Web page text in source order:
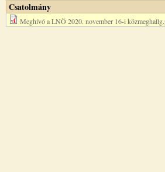
Csatolmány
Meghívó a LNÖ 2020. november 16-i